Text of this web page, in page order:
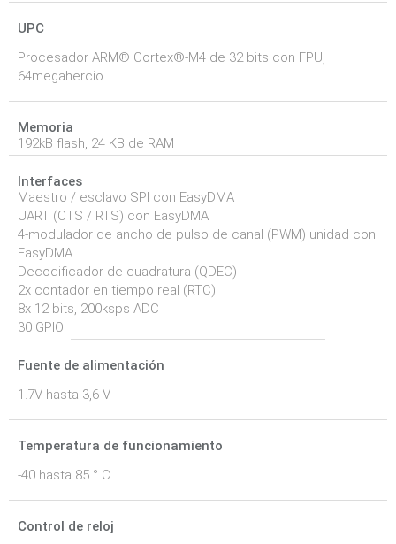
UPC
Procesador ARM® Cortex®-M4 de 32 bits con FPU,
64megahercio
Memoria
192kB flash, 24 KB de RAM
Interfaces
Maestro / esclavo SPI con EasyDMA
UART (CTS / RTS) con EasyDMA
4-modulador de ancho de pulso de canal (PWM) unidad con
EasyDMA
Decodificador de cuadratura (QDEC)
2x contador en tiempo real (RTC)
8x 12 bits, 200ksps ADC
30 GPIO
Fuente de alimentación
1.7V hasta 3,6 V
Temperatura de funcionamiento
-40 hasta 85 ° C
Control de reloj